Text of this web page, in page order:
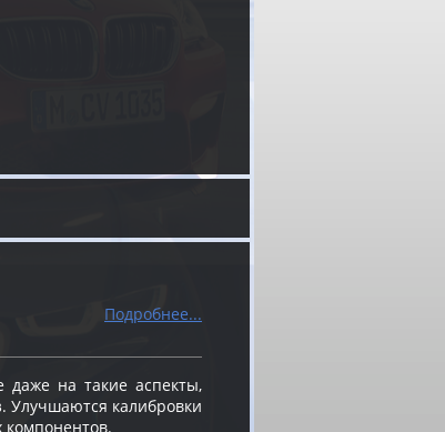
Подробнее...
на такие аспекты,
Улучшаются калибровки
компонентов.